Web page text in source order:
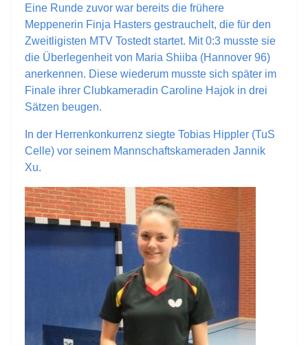
Eine Runde zuvor war bereits die frühere
Meppenerin Finja Hasters gestrauchelt, die für den
Zweitligisten MTV Tostedt startet. Mit 0:3 musste sie
die Überlegenheit von Maria Shiiba (Hannover 96)
anerkennen. Diese wiederum musste sich später im
Finale ihrer Clubkameradin Caroline Hajok in drei
Sätzen beugen.
In der Herrenkonkurrenz siegte Tobias Hippler (TuS
Celle) vor seinem Mannschaftskameraden Jannik
Xu.